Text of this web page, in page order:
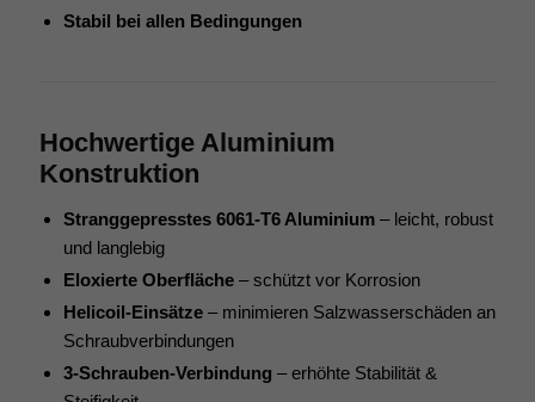
Stabil bei allen Bedingungen
Hochwertige Aluminium
Konstruktion
Stranggepresstes 6061-T6 Aluminium – leicht, robust
und langlebig
Eloxierte Oberfläche – schützt vor Korrosion
Helicoil-Einsätze – minimieren Salzwasserschäden an
Schraubverbindungen
3-Schrauben-Verbindung – erhöhte Stabilität &